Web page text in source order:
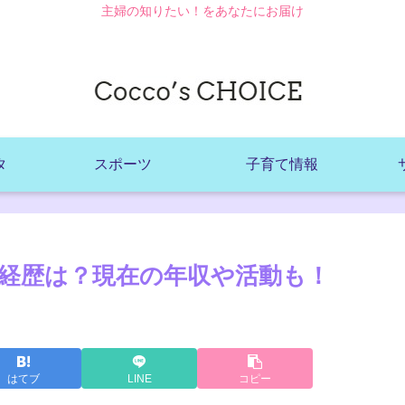
主婦の知りたい！をあなたにお届け
スポーツ 子育て情報
歴は？現在の年収や活動も！
はてブ LINE コピー